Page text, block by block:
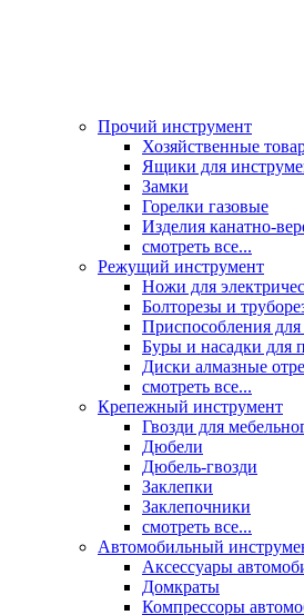
Прочий инструмент
Хозяйственные
Ящики для
Замки
Горелки газовые
Изделия канатно-
смотреть все...
Режущий инструмент
Ножи для
Болторезы и
Приспособления
Буры и насадки для
Диски алмазные
смотреть все...
Крепежный инструмент
Гвозди для
Дюбели
Дюбель-гвозди
Заклепки
Заклепочники
смотреть все...
Автомобильный
Аксессуары
Домкраты
Компрессоры